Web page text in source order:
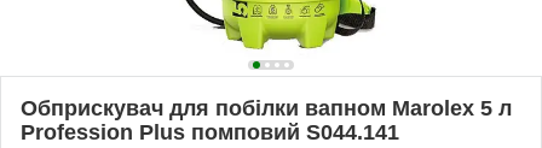
Обприскувач для побілки вапном Marolex 5 л
Profession Plus помповий S044.141